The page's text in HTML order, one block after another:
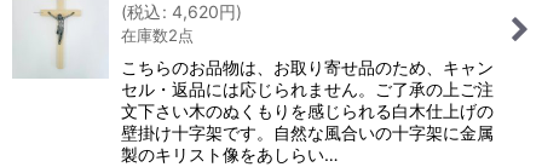
(税込: 4,620円)
在庫数2点
こちらのお品物は、お取り寄せ品のため、キャン
セル・返品には応じられません。ご了承の上ご注
文下さい木のぬくもりを感じられる白木仕上げの
壁掛け十字架です。自然な風合いの十字架に金属
製のキリスト像をあしらい…